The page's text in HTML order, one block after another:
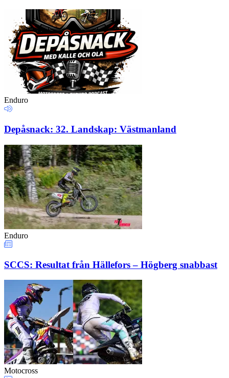
Enduro
Depåsnack: 32. Landskap: Västmanland
Enduro
SCCS: Resultat från Hällefors – Högberg snabbast
Motocross